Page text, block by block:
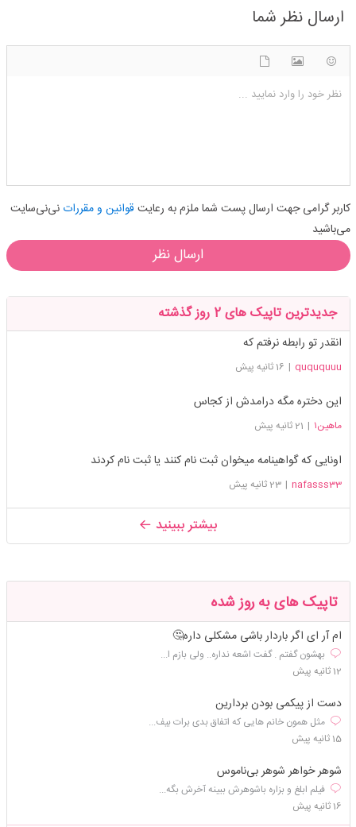
ارسال نظر شما
نظر خود را وارد نمایید ...
کاربر گرامی جهت ارسال پست شما ملزم به رعایت قوانین و مقرراتنی‌نی‌سایت
می‌باشید
ارسال نظر
جدیدترین تاپیک های 2 روز گذشته
انقدر تو رابطه نرفتم که
quququuu
| 16 ثانیه پیش
این دختره مگه درامدش از کجاس
ماهین۱ | 21 ثانیه پیش
اونایی که گواهینامه میخوان ثبت نام کنند یا ثبت نام کردند
nafasss33
| 23 ثانیه پیش
بیشتر ببینید
تاپیک های به روز شده
ام آر ای اگر باردار باشی مشکلی داره🤔
بهشون گفتم . گفت اشعه نداره.. ولی بازم ا...
12 ثانیه پیش
دست از پیکمی بودن بردارین
مثل همون خانم هایی که اتفاق بدی برات بیف...
15 ثانیه پیش
شوهر خواهر شوهر بی‌ناموس
فیلم ابلغ و بزاره باشوهرش ببینه آخرش بگه...
16 ثانیه پیش